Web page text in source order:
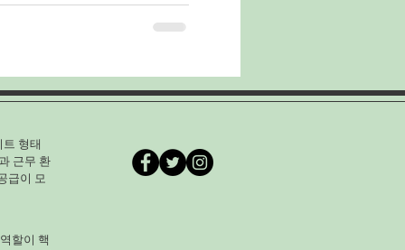
곡식 TOP 10 1. 🌽곡식농사
움 + 회전 빠름 직거래·간식
화 가능 👉 안정형 장기 수익
모 농가 핵심 4. 🌾 곡식농
가공(국수, 차) 수익 좋음 짧
물 5. 🌾 곡식농사 수수 잡곡
형태
근무 환
급이 모
할이 핵